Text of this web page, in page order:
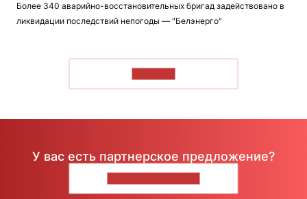
Более 340 аварийно-восстановительных бригад задействовано в
ликвидации последствий непогоды — "Белэнерго"
У вас есть партнерское предложение?